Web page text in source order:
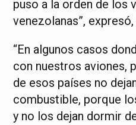
puso a la orden de los
venezolanas”,
“En algunos casos
con nuestros aviones,
de esos países no
combustible, porque
y no los dejan dormir